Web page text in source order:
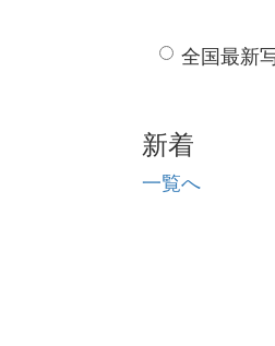
全国最新
新着
一覧へ